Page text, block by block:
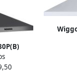
60
cm –